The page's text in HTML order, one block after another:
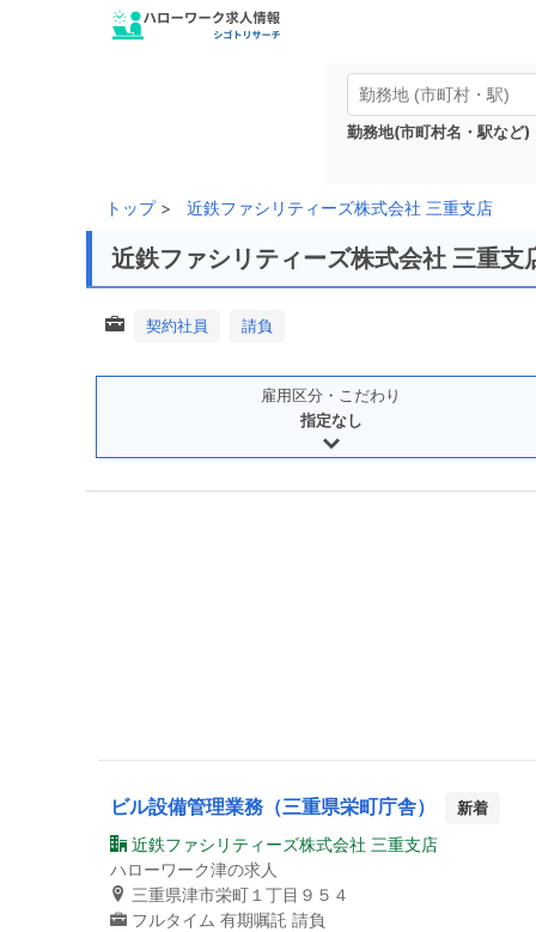
勤務地(市町村名・駅など)
トップ 近鉄ファシリティーズ株式会社 三重支店
近鉄ファシリティーズ株式会社 三重支
契約社員 請負
雇用区分・こだわり
指定なし
ビル設備管理業務（三重県栄町庁舎） 新着
近鉄ファシリティーズ株式会社 三重支店
ハローワーク津の求人
三重県津市栄町１丁目９５４
フルタイム 有期嘱託 請負